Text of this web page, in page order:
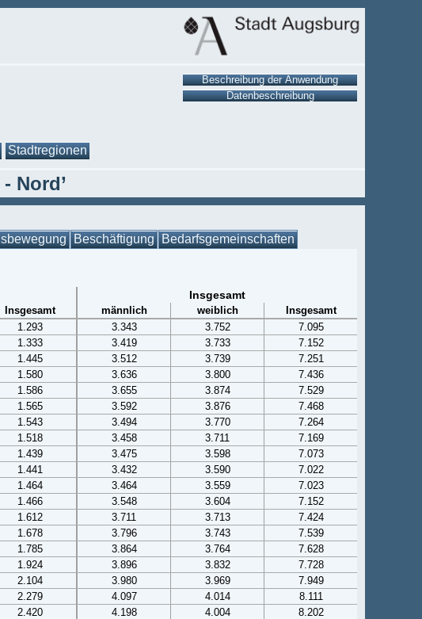
Stadtregionen
Nord’
Beschäftigung Bedarfsgemeinschaften
Insgesamt
Insgesamt männlich weiblich
Insgesamt
1.293 3.343 3.752
7.095
1.333 3.419 3.733
7.152
1.445 3.512 3.739
7.251
1.580 3.636 3.800
7.436
1.586 3.655 3.874
7.529
1.565 3.592 3.876
7.468
1.543 3.494 3.770
7.264
1.518 3.458 3.711
7.169
1.439 3.475 3.598
7.073
1.441 3.432 3.590
7.022
1.464 3.464 3.559
7.023
1.466 3.548 3.604
7.152
1.612 3.711 3.713
7.424
1.678 3.796 3.743
7.539
1.785 3.864 3.764
7.628
1.924 3.896 3.832
7.728
2.104 3.980 3.969
7.949
2.279 4.097 4.014
8.111
2.420 4.198 4.004
8.202